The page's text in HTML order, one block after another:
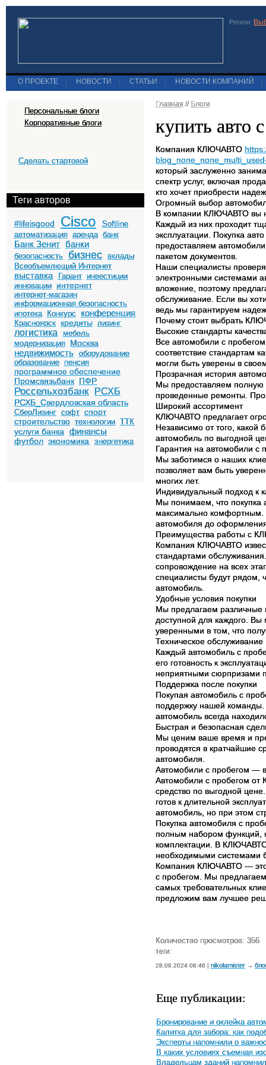
Регион:
О ПРОЕКТЕ НОВОСТИ СТАТЬИ НОВОСТИ КОМПАНИЙ
Персональные блоги
Корпоративные блоги
Сделать стартовой
Теги авторов
#lifeisgood Cisco
Softline
автоматизация аренда банк
Банк Зенит банки
безопасность бизнес
вклады
Всеобъемлющий Интернет
выставка Гарант инвестиции
инновации
интернет
интернет-магазин
информационная безопасность
ипотека
Конкурс конференция
Красноярск кредиты лизинг
логистика
мебель
модернизация
Москва
недвижимость оборудование
образование пенсия
программное обеспечение
Промсвязьбанк ПФР
Россельхозбанк РСХБ
РСХБ_Свердловская область
СберЛизинг софт спорт
строительство технологии ТТК
услуги банка финансы
футбол экономика энергетика
Главная // Блоги
купить авто
Компания КЛЮЧАВТО
который заслуженно
спектр услуг, включая
кто хочет приобрести
Огромный выбор
В компании КЛЮЧАВТО вы
Каждый из них проходит
эксплуатации. Покупка
предоставляем
пакетом документов.
Наши специалисты
электронными системами
вложение, поэтому
обслуживание. Если вы
ведь мы гарантируем
Почему стоит выбрать
Высокие стандарты
Все автомобили с
соответствие стандартам
могли быть уверены в
Прозрачная история
Мы предоставляем полную
проведенные ремонты.
Широкий ассортимент
КЛЮЧАВТО предлагает
Независимо от того, какой
автомобиль по выгодной
Гарантия на автомобили с
Мы заботимся о наших
позволяет вам быть
многих лет.
Индивидуальный подход к
Мы понимаем, что покупка
максимально комфортным.
автомобиля до
Преимущества работы с
Компания КЛЮЧАВТО
стандартами
сопровождение на всех
специалисты будут рядом,
автомобиль.
Удобные условия покупки
Мы предлагаем различные
доступной для каждого.
уверенными в том, что
Техническое обслуживание
Каждый автомобиль с
его готовность к
неприятными сюрпризами
Поддержка после покупки
Покупая автомобиль с
поддержку нашей команды.
автомобиль всегда
Быстрая и безопасная
Мы ценим ваше время и
проводятся в кратчайшие
автомобиля.
Автомобили с пробегом —
Автомобили с пробегом от
средство по выгодной
готов к длительной
автомобиль, но при этом
Покупка автомобиля с
полным набором функций,
комплектации. В
необходимыми системами
Компания КЛЮЧАВТО — это
с пробегом. Мы
самых требовательных
предложим вам лучшее
Количество просмотров: 356
теги:
28.09.2024 08:46 | nikolamister →
Еще публикации:
Бронирование и оклейка
Калитка для забора: как
Эксперты напомнили о
В каких условиях съемная
Владельцам зданий